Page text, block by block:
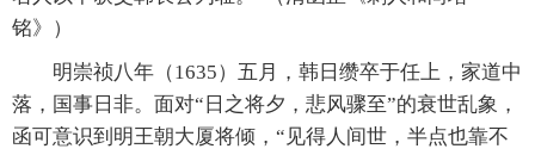
铭》）
明崇祯八年（1635）五月，韩日缵卒于任上，家道中
落，国事日非。面对“日之将夕，悲风骤至”的衰世乱象，
函可意识到明王朝大厦将倾，“见得人间世，半点也靠不